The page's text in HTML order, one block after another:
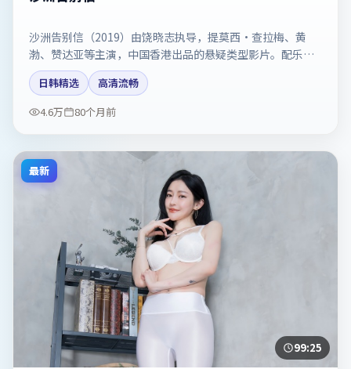
沙洲告别信（2019）由饶晓志执导，提莫西·查拉梅、黄
渤、赞达亚等主演，中国香港出品的悬疑类型影片。配乐与
剪辑强化了宿命感。剧情简介与主创信息可供检索参考，上
映日期以片方资料为准。
日韩精选
高清流畅
4.6万
80个月前
最新
99:25